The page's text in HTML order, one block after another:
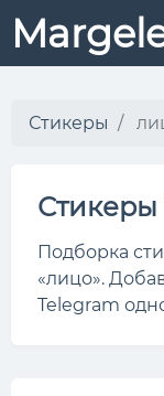
Стикеры
Подборка
«лицо».
Telegram